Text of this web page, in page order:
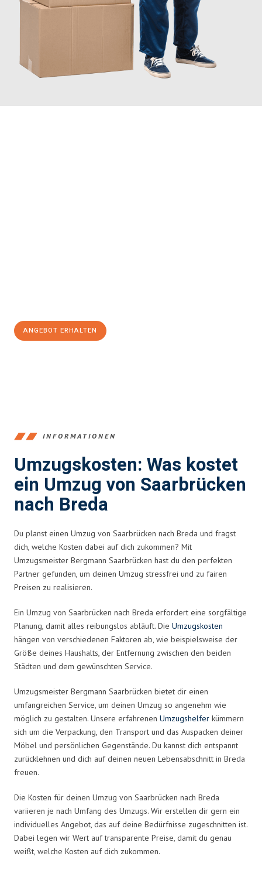
ANGEBOT ERHALTEN
INFORMATIONEN
Umzugskosten: Was kostet
ein Umzug von Saarbrücken
nach Breda
Du planst einen Umzug von Saarbrücken nach Breda und fragst
dich, welche Kosten dabei auf dich zukommen? Mit
Umzugsmeister Bergmann Saarbrücken hast du den perfekten
Partner gefunden, um deinen Umzug stressfrei und zu fairen
Preisen zu realisieren.
Ein Umzug von Saarbrücken nach Breda erfordert eine sorgfältige
Planung, damit alles reibungslos abläuft. Die Umzugskosten
hängen von verschiedenen Faktoren ab, wie beispielsweise der
Größe deines Haushalts, der Entfernung zwischen den beiden
Städten und dem gewünschten Service.
Umzugsmeister Bergmann Saarbrücken bietet dir einen
umfangreichen Service, um deinen Umzug so angenehm wie
möglich zu gestalten. Unsere erfahrenen Umzugshelfer kümmern
sich um die Verpackung, den Transport und das Auspacken deiner
Möbel und persönlichen Gegenstände. Du kannst dich entspannt
zurücklehnen und dich auf deinen neuen Lebensabschnitt in Breda
freuen.
Die Kosten für deinen Umzug von Saarbrücken nach Breda
variieren je nach Umfang des Umzugs. Wir erstellen dir gern ein
individuelles Angebot, das auf deine Bedürfnisse zugeschnitten ist.
Dabei legen wir Wert auf transparente Preise, damit du genau
weißt, welche Kosten auf dich zukommen.